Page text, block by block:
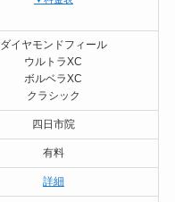
ダイヤモンドフィール
ウルトラXC
ボルベラXC
クラシック
四日市院
有料
詳細